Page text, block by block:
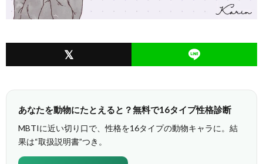
あなたを動物にたとえると？無料で16タイプ性格診断
MBTIに近い切り口で、性格を16タイプの動物キャラに。結
果は“取扱説明書”つき。